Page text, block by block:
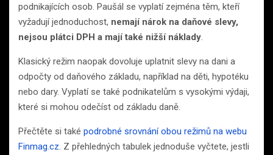
podnikajících osob. Paušál se vyplatí zejména těm, kteří
vyžadují jednoduchost, nemají nárok na daňové slevy,
nejsou plátci DPH a mají také nižší náklady.
Klasický režim naopak dovoluje uplatnit slevy na dani a
odpočty od daňového základu, například na děti, hypotéku
nebo dary. Vyplatí se také podnikatelům s vysokými výdaji,
které si mohou odečíst od základu daně.
Přečtěte si také podrobné srovnání obou režimů na webu
Finmag.cz. Z přehledných tabulek jednoduše vyčtete, jestli